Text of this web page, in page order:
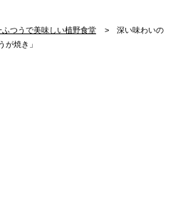
ふつうで美味しい植野食堂
深い味わいの
が焼き」